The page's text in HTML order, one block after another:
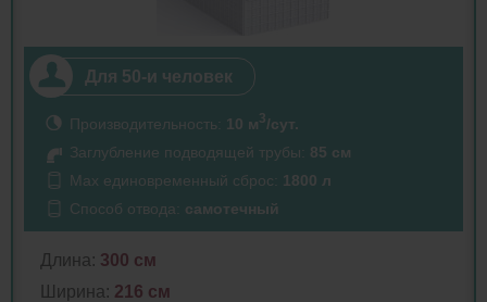
Для 50-и человек
Производительность: 10 м3/сут.
Заглубление подводящей трубы: 85 см
Max единовременный сброс: 1800 л
Способ отвода: самотечный
Длина: 300 см
Ширина: 216 см